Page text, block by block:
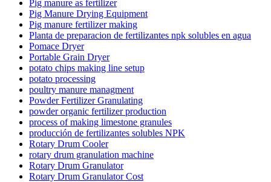
Pig manure as fertilizer
Pig Manure Drying Equipment
Pig manure fertilizer making
Planta de preparacion de fertilizantes npk solubles en agua
Pomace Dryer
Portable Grain Dryer
potato chips making line setup
potato processing
poultry manure managment
Powder Fertilizer Granulating
powder organic fertilizer production
process of making limestone granules
producción de fertilizantes solubles NPK
Rotary Drum Cooler
rotary drum granulation machine
Rotary Drum Granulator
Rotary Drum Granulator Cost